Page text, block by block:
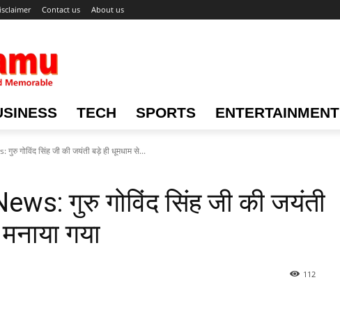
Contact us About us
TECH SPORTS ENTERTAINMENT
गोविंद सिंह जी की जयंती बड़े ही धूमधाम से...
गुरु गोविंद सिंह जी की जयंती
गया
112